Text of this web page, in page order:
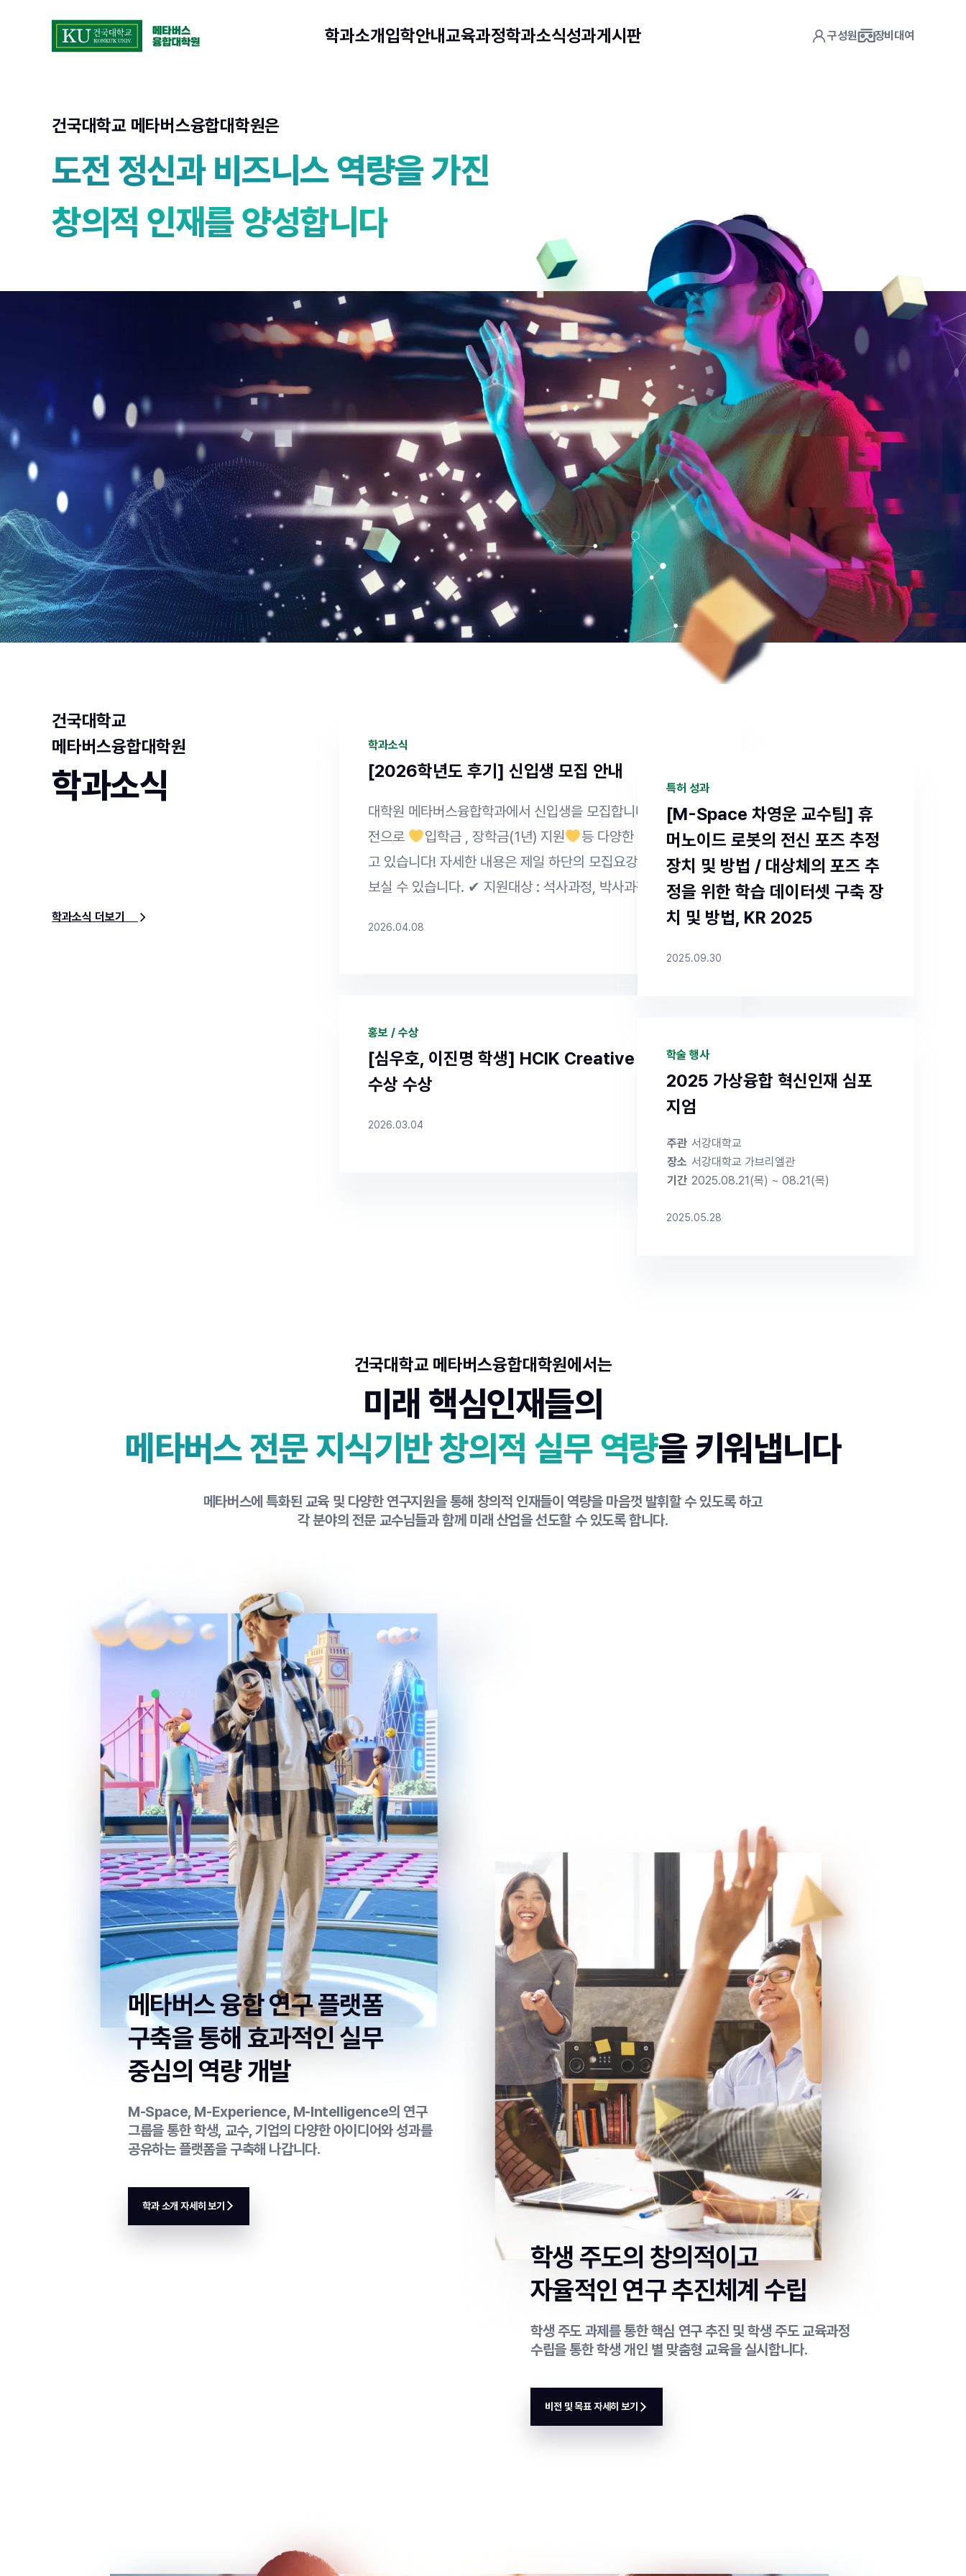
건국대학교 메타버스융합대학원 학과소개입학안내교육과정학과소식성과게시판 구성원 장비대여
건국대학교 메타버스융합대학원은
도전 정신과 비즈니스 역량을 가진
창의적 인재를 양성합니다
건국대학교
메타버스융합대학원
학과소식
학과소식 더보기
학과소식
[2026학년도 후기] 신입생 모집 안내
대학원 메타버스융합학과에서 신입생을 모집합니다! 신입생 특
전으로
입학금 , 장학금(1년) 지원
등 다양한 혜택을 드리
고 있습니다! 자세한 내용은 제일 하단의 모집요강을 클릭하면
보실 수 있습니다. ✔ 지원대상 : 석사과정, 박사과정, 통합과정
✔ 원서접수 : 26. 4. 01. (수) ~ 4. 20. (월) 23:59까지 ✔ 서류
전 : 입학금 및 장학금 지원 (1학기 전원 지급, 2학기는 추후 확
정. 기타 프로젝트 참여에 따라 추가 인건비 수혜) , 각종 학술활
동비 지원, 산학연계 및 인턴쉽 지원
2026년도 후
2026.04.08
홍보 / 수상
[심우호, 이진명 학생] HCIK Creative Award 우
수상 수상
2026.03.04
특허 성과
[M-Space 차영운 교수팀] 휴
머노이드 로봇의 전신 포즈 추정
장치 및 방법 / 대상체의 포즈 추
정을 위한 학습 데이터셋 구축 장
치 및 방법, KR 2025
2025.09.30
학술 행사
2025 가상융합 혁신인재 심포
지엄
주관 서강대학교
장소 서강대학교 가브리엘관
기간 2025.08.21(목) ~ 08.21(목)
2025.05.28
건국대학교 메타버스융합대학원에서는
미래 핵심인재들의
메타버스 전문 지식기반창의적 실무 역량을 키워냅니다
메타버스에 특화된 교육 및 다양한 연구지원을 통해 창의적 인재들이 역량을 마음껏 발휘할 수 있도록 하고
각 분야의 전문 교수님들과 함께 미래 산업을 선도할 수 있도록 합니다.
메타버스 융합 연구 플랫폼
구축을 통해효과적인 실무
중심의 역량 개발
M-Space, M-Experience, M-Intelligence의 연구
그룹을 통한 학생, 교수, 기업의 다양한 아이디어와 성과를
공유하는 플랫폼을 구축해 나갑니다.
학과 소개 자세히 보기
학생 주도의 창의적이고
자율적인 연구 추진체계 수립
학생 주도 과제를 통한 핵심 연구 추진 및 학생 주도 교육과정
수립을 통한 학생 개인 별 맞춤형 교육을 실시합니다.
비전 및 목표 자세히 보기